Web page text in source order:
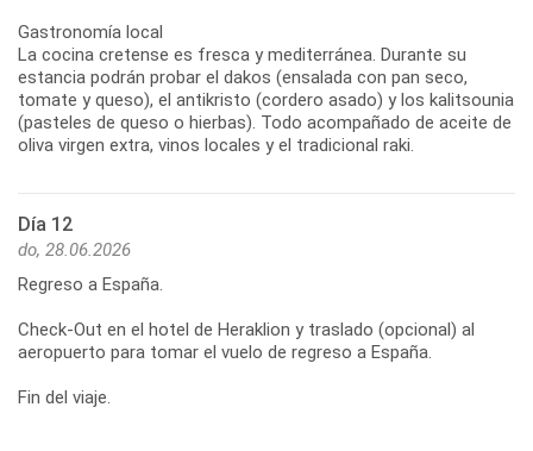
Gastronomía local
La cocina cretense es fresca y mediterránea. Durante su
estancia podrán probar el dakos (ensalada con pan seco,
tomate y queso), el antikristo (cordero asado) y los kalitsounia
(pasteles de queso o hierbas). Todo acompañado de aceite de
oliva virgen extra, vinos locales y el tradicional raki.
Día 12
do, 28.06.2026
Regreso a España.
Check-Out en el hotel de Heraklion y traslado (opcional) al
aeropuerto para tomar el vuelo de regreso a España.
Fin del viaje.